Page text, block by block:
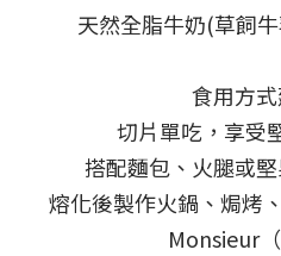
天然全脂牛奶(草飼
食用方式
切片單吃，享受
搭配麵包、火腿或
熔化後製作火鍋、焗烤
Monsieur（